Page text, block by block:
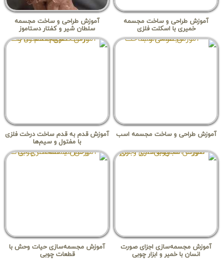
آموزش طراحی و ساخت مجسمه
خمیری با اسکلت فلزی
آموزش طراحی و ساخت مجسمه
سلطان شیر و کفتار دستاموز
آموزش طراحی و ساخت مجسمه اسب
آموزش قدم به قدم ساخت درخت فلزی
با مفتول و سیم‌ها
آموزش مجسمه‌سازی اجزای صورت
انسان با خمیر و ابزار چوبی
آموزش مجسمه‌سازی حیات وحش با
قطعات چوبی